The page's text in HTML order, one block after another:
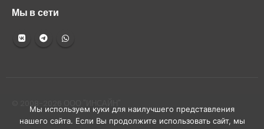
Мы в сети
Мы используем куки для наилучшего представления
нашего сайта. Если Вы продолжите использовать сайт, мы